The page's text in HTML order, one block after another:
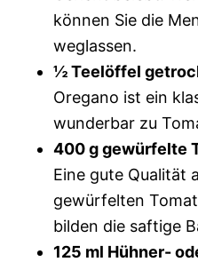
können Sie die
weglassen.
½ Teelöffel
Oregano ist ein
wunderbar zu
400 g gewürfelte
Eine gute Qualität
gewürfelten
bilden die saftige
125 ml Hühner-